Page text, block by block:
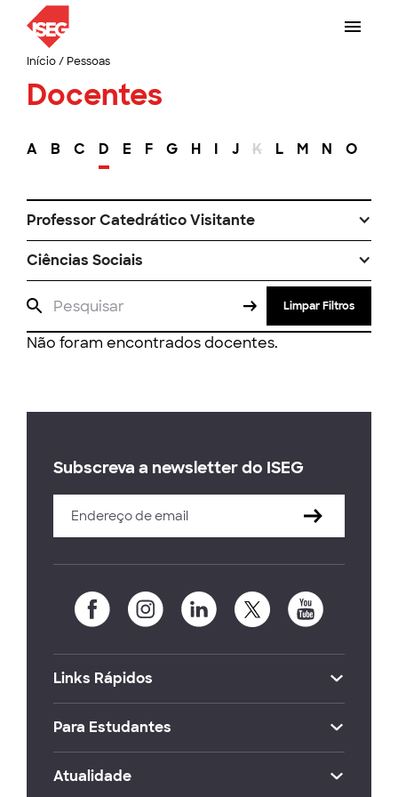
Início/ Pessoas
Docentes
A B C D E F G H I J K L M N O
Professor Catedrático Visitante
Ciências Sociais
Limpar Filtros
Não foram encontrados docentes.
Subscreva a newsletter do ISEG
Links Rápidos
Para Estudantes
Atualidade